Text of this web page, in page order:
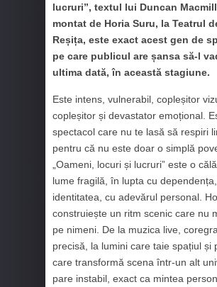
lucruri”, textul lui Duncan
montat de Horia Suru, la Teatrul
Reșița, este exact acest gen de
pe care publicul are șansa să-l
ultima dată, în această stagiune.
Este intens, vulnerabil, copleșitor
copleșitor și devastator emoțional.
spectacol care nu te lasă să respiri
pentru că nu este doar o simplă
„Oameni, locuri și lucruri” este o
lume fragilă, în lupta cu
identitatea, cu adevărul personal.
construiește un ritm scenic care nu
pe nimeni. De la muzica live,
precisă, la lumini care taie spațiul și
care transformă scena într-un alt
pare instabil, exact ca mintea